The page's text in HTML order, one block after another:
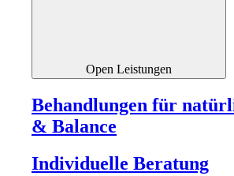
Open Leistungen
Behandlungen für
& Balance
Individuelle Beratung